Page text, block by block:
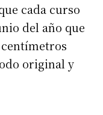
cada curso
del año que
original y